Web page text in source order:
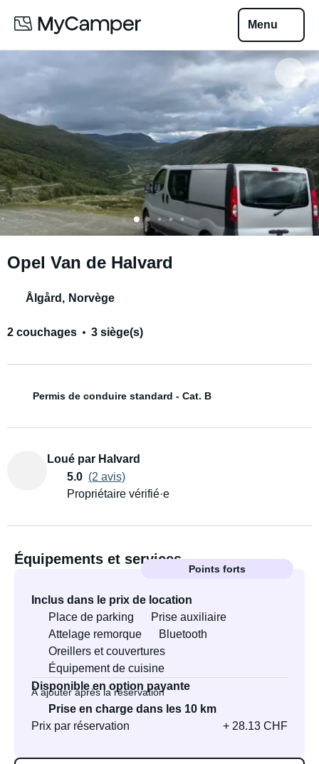
Menu
Opel Van de Halvard
Ålgård , Norvège
2 couchages 3 siège(s)
Permis de conduire standard - Cat. B
Loué par Halvard
5.0 (2 avis)
Propriétaire vérifié·e
Équipements et services
Points forts
Inclus dans le prix de location
Place de parking
Prise auxiliaire
Attelage remorque
Bluetooth
Oreillers et couvertures
Équipement de cuisine
Disponible en option payante
À ajouter après la réservation
Prise en charge dans les 10 km
Prix par réservation
+ 28.13 CHF